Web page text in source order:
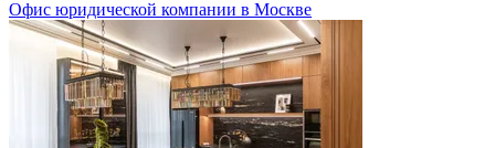
Офис юридической компании в Москве